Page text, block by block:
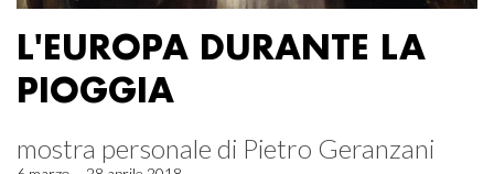
L'EUROPA DURANTE LA
PIOGGIA
mostra personale di Pietro Geranzani